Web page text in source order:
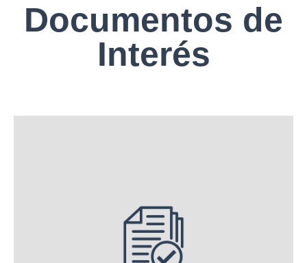
Documentos de
Interés